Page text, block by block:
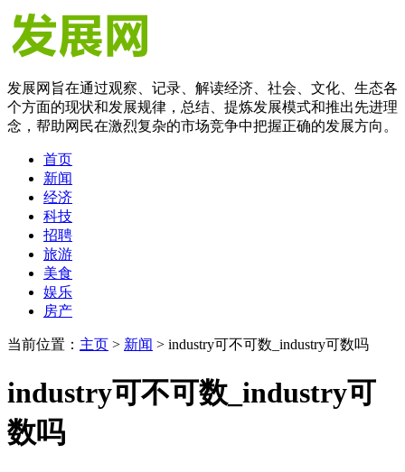
发展网旨在通过观察、记录、解读经济、社会、文化、生态各
个方面的现状和发展规律，总结、提炼发展模式和推出先进理
念，帮助网民在激烈复杂的市场竞争中把握正确的发展方向。
首页
新闻
经济
科技
招聘
旅游
美食
娱乐
房产
当前位置： 主页 > 新闻 > industry可不可数_industry可数吗
industry可不可数_industry可
数吗